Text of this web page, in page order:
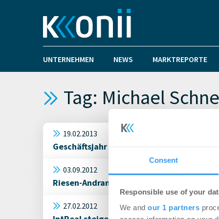
Consent
Responsible use of your
We and our 1 partners
UNTERNEHMEN NEWS MARKTREPORTE
Tag: Michael
19.02.2013
Geschäftsjahr 2012: IntReal mit sieben
03.09.2012
Riesen-Andrang im neuen Paunsdorf
27.02.2012